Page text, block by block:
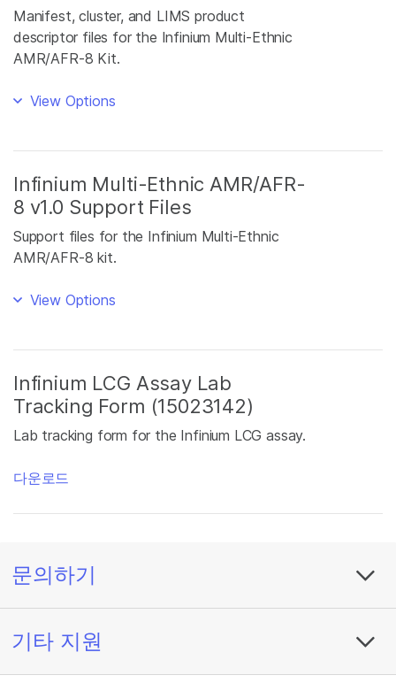
Manifest, cluster, and LIMS product
descriptor files for the Infinium Multi-Ethnic
AMR/AFR-8 Kit.
View Options
Infinium Multi-Ethnic AMR/AFR-
8 v1.0 Support Files
Support files for the Infinium Multi-Ethnic
AMR/AFR-8 kit.
View Options
Infinium LCG Assay Lab
Tracking Form (15023142)
Lab tracking form for the Infinium LCG assay.
다운로드
문의하기
기타 지원